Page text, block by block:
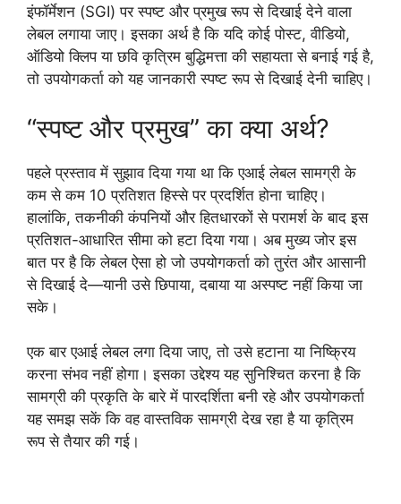
इंफॉर्मेशन (SGI) पर स्पष्ट और प्रमुख रूप से दिखाई देने वाला
लेबल लगाया जाए। इसका अर्थ है कि यदि कोई पोस्ट, वीडियो,
ऑडियो क्लिप या छवि कृत्रिम बुद्धिमत्ता की सहायता से बनाई गई है,
तो उपयोगकर्ता को यह जानकारी स्पष्ट रूप से दिखाई देनी चाहिए।
“स्पष्ट और प्रमुख” का क्या अर्थ?
पहले प्रस्ताव में सुझाव दिया गया था कि एआई लेबल सामग्री के
कम से कम 10 प्रतिशत हिस्से पर प्रदर्शित होना चाहिए।
हालांकि, तकनीकी कंपनियों और हितधारकों से परामर्श के बाद इस
प्रतिशत-आधारित सीमा को हटा दिया गया। अब मुख्य जोर इस
बात पर है कि लेबल ऐसा हो जो उपयोगकर्ता को तुरंत और आसानी
से दिखाई दे—यानी उसे छिपाया, दबाया या अस्पष्ट नहीं किया जा
सके।
एक बार एआई लेबल लगा दिया जाए, तो उसे हटाना या निष्क्रिय
करना संभव नहीं होगा। इसका उद्देश्य यह सुनिश्चित करना है कि
सामग्री की प्रकृति के बारे में पारदर्शिता बनी रहे और उपयोगकर्ता
यह समझ सकें कि वह वास्तविक सामग्री देख रहा है या कृत्रिम
रूप से तैयार की गई।